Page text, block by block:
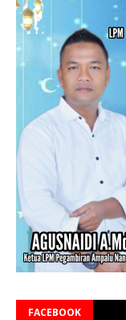
FACEBOOK